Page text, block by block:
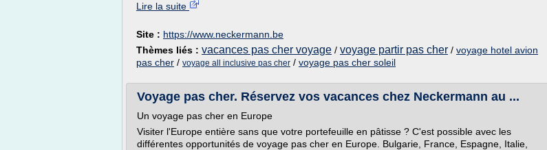
Lire la suite
Site : https://www.neckermann.be
Thèmes liés : vacances pas cher voyage / voyage partir pas cher / voyage hotel avion
pas cher / voyage all inclusive pas cher / voyage pas cher soleil
Voyage pas cher. Réservez vos vacances chez Neckermann au ...
Un voyage pas cher en Europe
Visiter l'Europe entière sans que votre portefeuille en pâtisse ? C'est possible avec les
différentes opportunités de voyage pas cher en Europe. Bulgarie, France, Espagne, Italie,